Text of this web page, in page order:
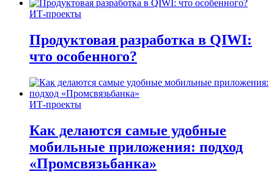
ИТ-проекты
Продуктовая разработка в QIWI:
что особенного?
ИТ-проекты
Как делаются самые удобные
мобильные приложения: подход
«Промсвязьбанка»